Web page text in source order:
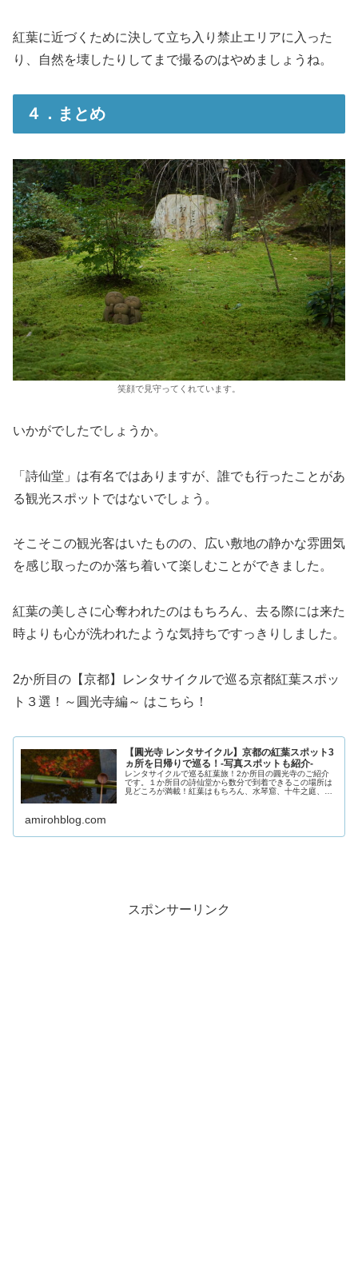
紅葉に近づくために決して立ち入り禁止エリアに入った
り、自然を壊したりしてまで撮るのはやめましょうね。
４．まとめ
笑顔で見守ってくれています。
いかがでしたでしょうか。
「詩仙堂」は有名ではありますが、誰でも行ったことがあ
る観光スポットではないでしょう。
そこそこの観光客はいたものの、広い敷地の静かな雰囲気
を感じ取ったのか落ち着いて楽しむことができました。
紅葉の美しさに心奪われたのはもちろん、去る際には来た
時よりも心が洗われたような気持ちですっきりしました。
2か所目の【京都】レンタサイクルで巡る京都紅葉スポッ
ト３選！～圓光寺編～ はこちら！
【圓光寺 レンタサイクル】京都の紅葉スポット3
ヵ所を日帰りで巡る！-写真スポットも紹介-
レンタサイクルで巡る紅葉旅！2か所目の圓光寺のご紹介
です。１か所目の詩仙堂から数分で到着できるこの場所は
見どころが満載！紅葉はもちろん、水琴窟、十牛之庭、挙
amirohblog.com
スポンサーリンク